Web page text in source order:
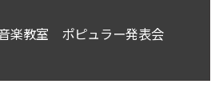
楽教室 ポピュラー発表会